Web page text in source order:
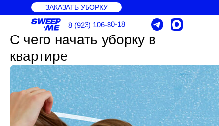
8 (923) 106-80-18
ЗАКАЗАТЬ УБОРКУ
С чего начать уборку в
квартире